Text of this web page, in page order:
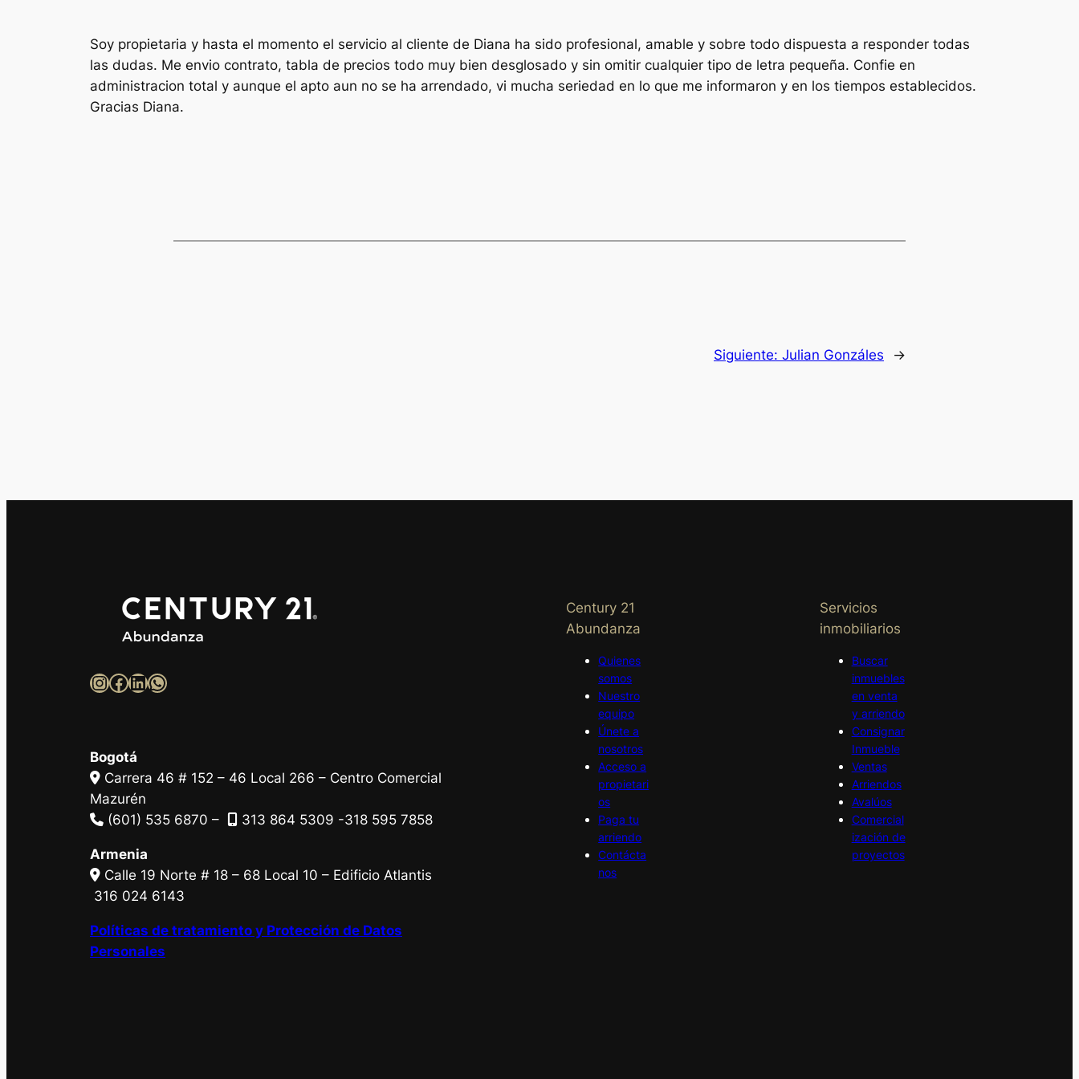
Soy propietaria y hasta el momento el servicio al cliente de Diana ha sido profesional, amable y sobre todo dispuesta a responder todas
las dudas. Me envio contrato, tabla de precios todo muy bien desglosado y sin omitir cualquier tipo de letra pequeña. Confie en
administracion total y aunque el apto aun no se ha arrendado, vi mucha seriedad en lo que me informaron y en los tiempos establecidos.
Gracias Diana.
Siguiente: Julian Gonzáles →
InstagramFacebook LinkedIn WhatsApp
Bogotá
Carrera 46 # 152 – 46 Local 266 – Centro Comercial
Mazurén
(601) 535 6870 –
313 864 5309 -318 595 7858
Armenia
Calle 19 Norte # 18 – 68 Local 10 – Edificio Atlantis
316 024 6143
Políticas de tratamiento y Protección de Datos
Personales
Century 21
Abundanza
Quienes
somos
Nuestro
equipo
Únete a
nosotros
Acceso a
propietari
os
Paga tu
arriendo
Contácta
nos
Servicios
inmobiliarios
Buscar
inmuebles
en venta
y arriendo
Consignar
Inmueble
Ventas
Arriendos
Avalúos
Comercial
ización de
proyectos